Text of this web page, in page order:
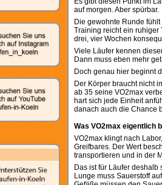
auf morgen. Aber spürbar.
Die gewohnte Runde
Training reicht ein ruhiger
drei, vier Wochen
Viele Läufer kennen
Dann muss eben mehr
Doch genau hier beginnt
Der Körper braucht nicht
ab 35 seine VO2max
hart sich jede Einheit
danach auch die Chance
Was VO2max eigentlich
VO2max klingt nach
Greifbares. Der Wert
transportieren und in der
Das ist für Läufer
Lunge muss Sauerstoff